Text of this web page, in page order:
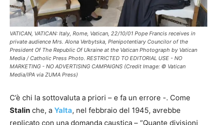
VATICAN, VATICAN: Italy, Rome, Vatican, 22/10/01 Pope Francis receives in
private audience Mrs. Alona Verbytska, Plenipotentiary Councilor of the
President Of The Republic Of Ukraine at the Vatican Photograph by Vatican
Media / Catholic Press Photo. RESTRICTED TO EDITORIAL USE - NO
MARKETING - NO ADVERTISING CAMPAIGNS (Credit Image: © Vatican
Media/IPA via ZUMA Press)
C’è chi la sottovaluta a priori – e fa un errore -. Come
Stalin che, a Yalta, nel febbraio del 1945, avrebbe
replicato con una domanda caustica – “Quante divisioni